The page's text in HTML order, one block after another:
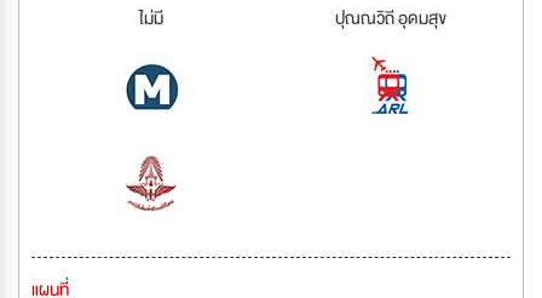
ไม่มี ปุณณวิถี อุดมสุข
แผนที่